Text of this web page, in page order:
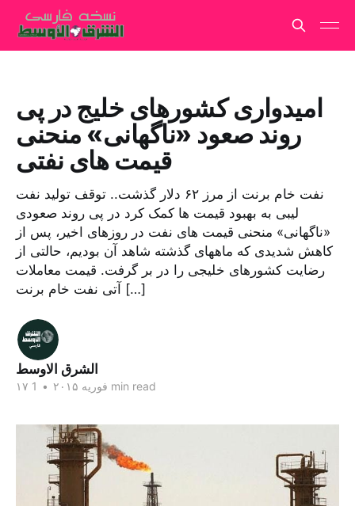
امیدواری کشورهای خلیج در پی
روند صعود «ناگهانی» منحنی
قیمت های نفتی
نفت خام برنت از مرز ۶۲ دلار گذشت.. توقف تولید نفت
لیبی به بهبود قیمت ها کمک کرد در پی روند صعودی
«ناگهانی» منحنی قیمت های نفت در روزهای اخیر، پس از
کاهش شدیدی که ماههای گذشته شاهد آن بودیم، حالتی از
رضایت کشورهای خلیجی را در بر گرفت. قیمت معاملات
آتی نفت خام برنت […]
الشرق الاوسط
۱۷ فوریه ۲۰۱۵ • 1 min read